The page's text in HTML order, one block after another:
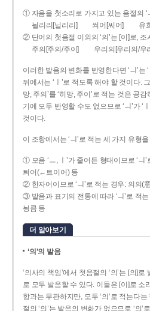
① 자음을 첫소리로 가지고 있는 음절의 ‘
늴리리[닐리리]
씌어[씨어]
유
② 단어의 첫음절 이외의 ‘의’는 [이]로, 조
주의[주의/주이]
우리의[우리의/우
이러한 발음의 변화를 반영한다면 ‘ㅢ’는
뒤에서는 ‘ㅣ’로 적도록 해야 할 것이다.
망, 주의’를 ‘히망, 주이’로 적는 것은 공
기에 모두 반영할 수도 없으므로 ‘ㅢ’가 ‘
것이다.
이 조항에서는 ‘ㅢ’로 적는 세 가지 유형
① 모음 ‘ㅡ, ㅣ’가 줄어든 형태이므로 ‘
틔어(←트이어) 등
② 한자어이므로 ‘ㅢ’로 적는 경우: 의의(
③ 발음과 표기의 전통에 따라 ‘ㅢ’로 적
닁큼 등
더 알아보기
‘의’의 발음
‘의사의 책임’에서 첫음절의 ‘의’는 [의]로
로 모두 발음할 수 있다. 이들은 [이]로 소
항과는 무관하지만, 모두 ‘의’로 적는다
절의 ‘의’는 발음의 변화가 없으므로 ‘의’